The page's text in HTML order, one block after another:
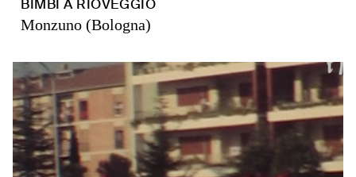
BIMBI A RIOVEGGIO
Monzuno (Bologna)